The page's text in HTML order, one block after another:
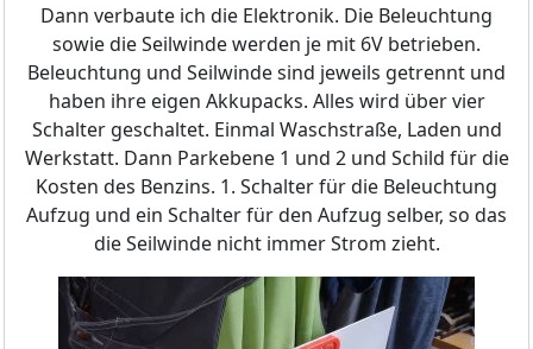
Dann verbaute ich die Elektronik. Die Beleuchtung
sowie die Seilwinde werden je mit 6V betrieben.
Beleuchtung und Seilwinde sind jeweils getrennt und
haben ihre eigen Akkupacks. Alles wird über vier
Schalter geschaltet. Einmal Waschstraße, Laden und
Werkstatt. Dann Parkebene 1 und 2 und Schild für die
Kosten des Benzins. 1. Schalter für die Beleuchtung
Aufzug und ein Schalter für den Aufzug selber, so das
die Seilwinde nicht immer Strom zieht.